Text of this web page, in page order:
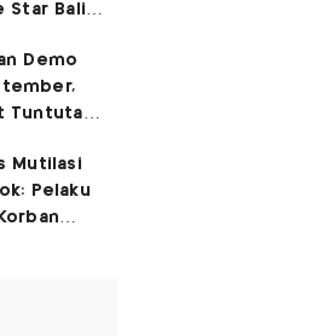
Star Bali,
Demo
Tuntutan
Mutilasi
Pelaku